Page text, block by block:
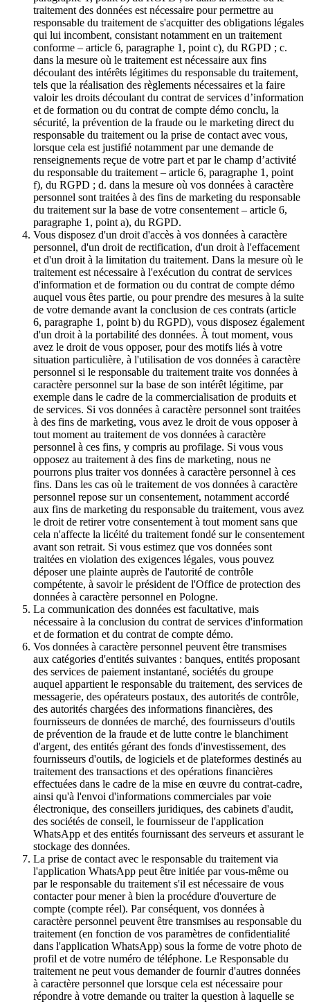
traitement des données est nécessaire pour permettre au
responsable du traitement de s'acquitter des obligations légales
qui lui incombent, consistant notamment en un traitement
conforme – article 6, paragraphe 1, point c), du RGPD ; c.
dans la mesure où le traitement est nécessaire aux fins
découlant des intérêts légitimes du responsable du traitement,
tels que la réalisation des règlements nécessaires et la faire
valoir les droits découlant du contrat de services d’information
et de formation ou du contrat de compte démo conclu, la
sécurité, la prévention de la fraude ou le marketing direct du
responsable du traitement ou la prise de contact avec vous,
lorsque cela est justifié notamment par une demande de
renseignements reçue de votre part et par le champ d’activité
du responsable du traitement – article 6, paragraphe 1, point
f), du RGPD ; d. dans la mesure où vos données à caractère
personnel sont traitées à des fins de marketing du responsable
du traitement sur la base de votre consentement – article 6,
paragraphe 1, point a), du RGPD.
Vous disposez d'un droit d'accès à vos données à caractère
personnel, d'un droit de rectification, d'un droit à l'effacement
et d'un droit à la limitation du traitement. Dans la mesure où le
traitement est nécessaire à l'exécution du contrat de services
d'information et de formation ou du contrat de compte démo
auquel vous êtes partie, ou pour prendre des mesures à la suite
de votre demande avant la conclusion de ces contrats (article
6, paragraphe 1, point b) du RGPD), vous disposez également
d'un droit à la portabilité des données. À tout moment, vous
avez le droit de vous opposer, pour des motifs liés à votre
situation particulière, à l'utilisation de vos données à caractère
personnel si le responsable du traitement traite vos données à
caractère personnel sur la base de son intérêt légitime, par
exemple dans le cadre de la commercialisation de produits et
de services. Si vos données à caractère personnel sont traitées
à des fins de marketing, vous avez le droit de vous opposer à
tout moment au traitement de vos données à caractère
personnel à ces fins, y compris au profilage. Si vous vous
opposez au traitement à des fins de marketing, nous ne
pourrons plus traiter vos données à caractère personnel à ces
fins. Dans les cas où le traitement de vos données à caractère
personnel repose sur un consentement, notamment accordé
aux fins de marketing du responsable du traitement, vous avez
le droit de retirer votre consentement à tout moment sans que
cela n'affecte la licéité du traitement fondé sur le consentement
avant son retrait. Si vous estimez que vos données sont
traitées en violation des exigences légales, vous pouvez
déposer une plainte auprès de l'autorité de contrôle
compétente, à savoir le président de l'Office de protection des
données à caractère personnel en Pologne.
La communication des données est facultative, mais
nécessaire à la conclusion du contrat de services d'information
et de formation et du contrat de compte démo.
Vos données à caractère personnel peuvent être transmises
aux catégories d'entités suivantes : banques, entités proposant
des services de paiement instantané, sociétés du groupe
auquel appartient le responsable du traitement, des services de
messagerie, des opérateurs postaux, des autorités de contrôle,
des autorités chargées des informations financières, des
fournisseurs de données de marché, des fournisseurs d'outils
de prévention de la fraude et de lutte contre le blanchiment
d'argent, des entités gérant des fonds d'investissement, des
fournisseurs d'outils, de logiciels et de plateformes destinés au
traitement des transactions et des opérations financières
effectuées dans le cadre de la mise en œuvre du contrat-cadre,
ainsi qu'à l'envoi d'informations commerciales par voie
électronique, des conseillers juridiques, des cabinets d'audit,
des sociétés de conseil, le fournisseur de l'application
WhatsApp et des entités fournissant des serveurs et assurant le
stockage des données.
La prise de contact avec le responsable du traitement via
l'application WhatsApp peut être initiée par vous-même ou
par le responsable du traitement s'il est nécessaire de vous
contacter pour mener à bien la procédure d'ouverture de
compte (compte réel). Par conséquent, vos données à
caractère personnel peuvent être transmises au responsable du
traitement (en fonction de vos paramètres de confidentialité
dans l'application WhatsApp) sous la forme de votre photo de
profil et de votre numéro de téléphone. Le Responsable du
traitement ne peut vous demander de fournir d'autres données
à caractère personnel que lorsque cela est nécessaire pour
répondre à votre demande ou traiter la question à laquelle se